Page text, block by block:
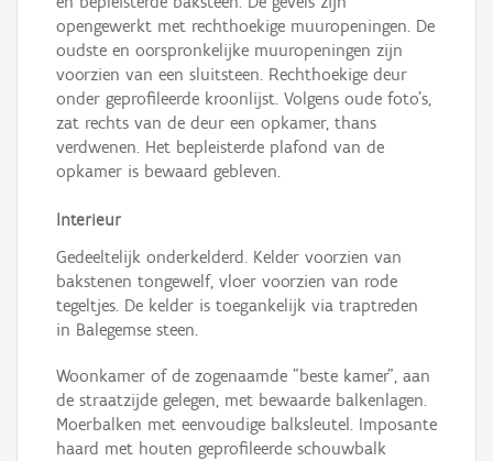
opengewerkt met rechthoekige muuropeningen. De
oudste en oorspronkelijke muuropeningen zijn
voorzien van een sluitsteen. Rechthoekige deur
onder geprofileerde kroonlijst. Volgens oude foto's,
zat rechts van de deur een opkamer, thans
verdwenen. Het bepleisterde plafond van de
opkamer is bewaard gebleven.
Interieur
Gedeeltelijk onderkelderd. Kelder voorzien van
bakstenen tongewelf, vloer voorzien van rode
tegeltjes. De kelder is toegankelijk via traptreden
in Balegemse steen.
Woonkamer of de zogenaamde "beste kamer", aan
de straatzijde gelegen, met bewaarde balkenlagen.
Moerbalken met eenvoudige balksleutel. Imposante
haard met houten geprofileerde schouwbalk